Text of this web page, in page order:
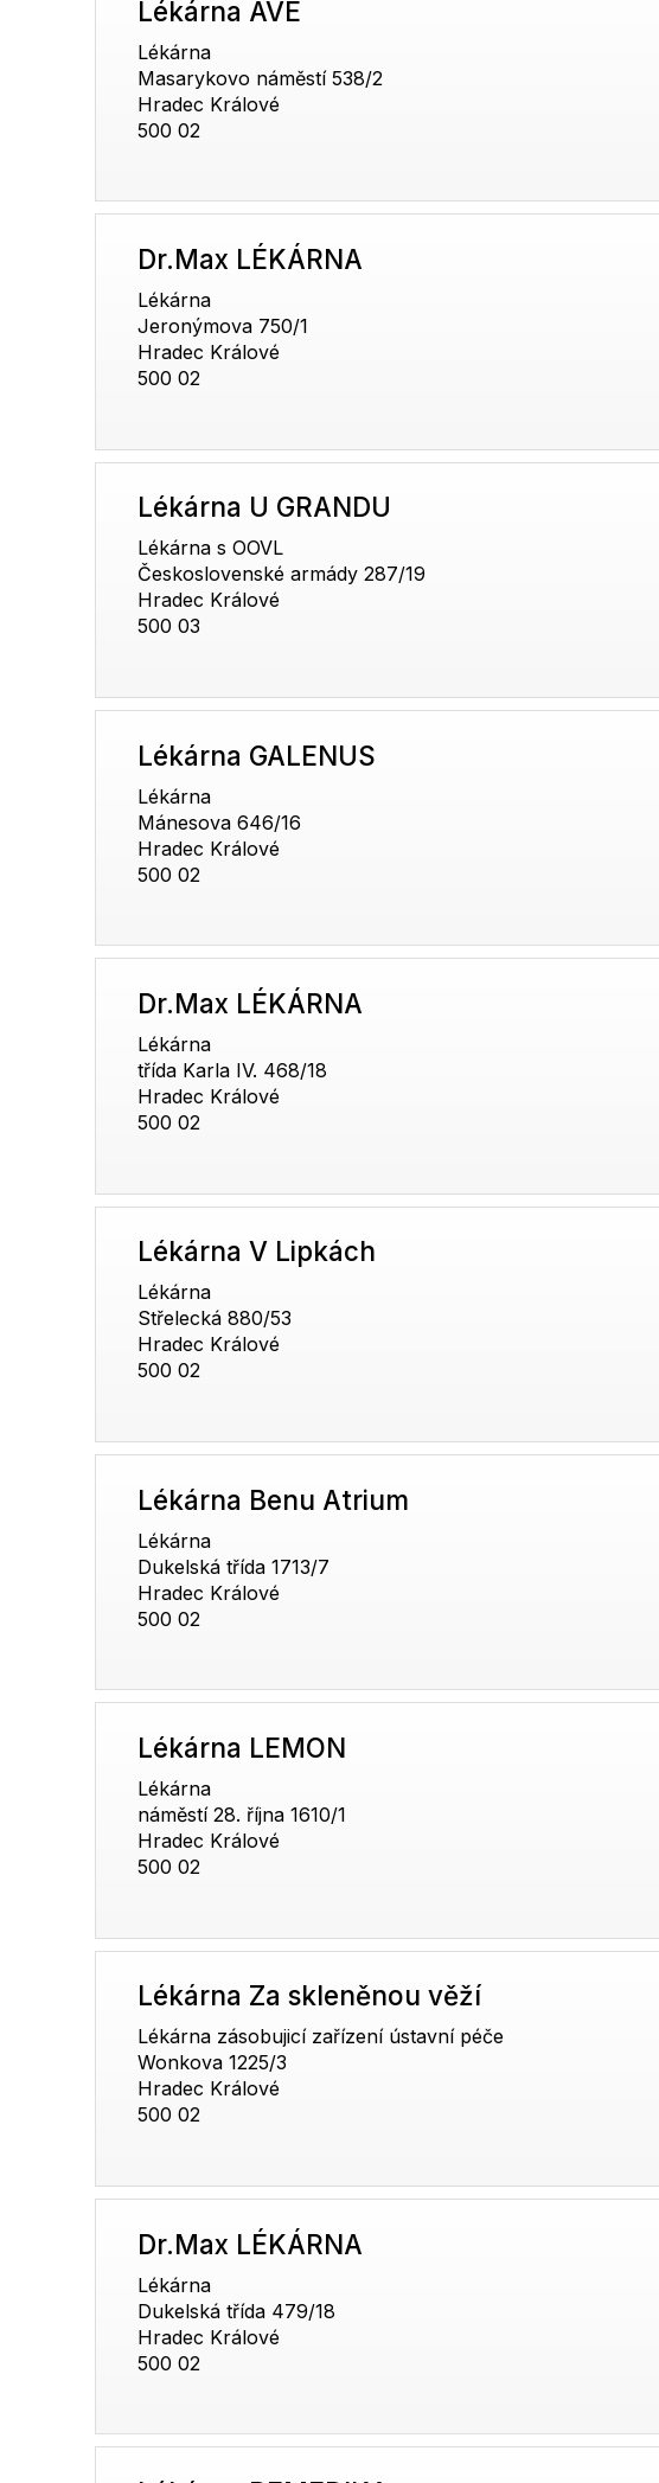
Lékárna AVE
Lékárna
Masarykovo náměstí 538/2
Hradec Králové
500 02
Dr.Max LÉKÁRNA
Lékárna
Jeronýmova 750/1
Hradec Králové
500 02
Lékárna U GRANDU
Lékárna s OOVL
Československé armády 287/19
Hradec Králové
500 03
Lékárna GALENUS
Lékárna
Mánesova 646/16
Hradec Králové
500 02
Dr.Max LÉKÁRNA
Lékárna
třída Karla IV. 468/18
Hradec Králové
500 02
Lékárna V Lipkách
Lékárna
Střelecká 880/53
Hradec Králové
500 02
Lékárna Benu Atrium
Lékárna
Dukelská třída 1713/7
Hradec Králové
500 02
Lékárna LEMON
Lékárna
náměstí 28. října 1610/1
Hradec Králové
500 02
Lékárna Za skleněnou věží
Lékárna zásobujicí zařízení ústavní péče
Wonkova 1225/3
Hradec Králové
500 02
Dr.Max LÉKÁRNA
Lékárna
Dukelská třída 479/18
Hradec Králové
500 02